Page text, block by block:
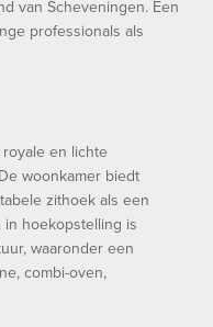
van Scheveningen. Een
professionals als
en lichte
woonkamer biedt
zithoek als een
hoekopstelling is
waaronder een
combi-oven,